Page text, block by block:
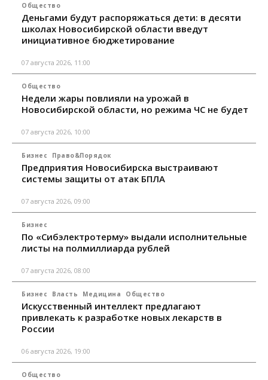
Общество
Деньгами будут распоряжаться дети: в десяти
школах Новосибирской области введут
инициативное бюджетирование
07 августа 2026, 11:00
Общество
Недели жары повлияли на урожай в
Новосибирской области, но режима ЧС не будет
07 августа 2026, 10:00
Бизнес Право&Порядок
Предприятия Новосибирска выстраивают
системы защиты от атак БПЛА
07 августа 2026, 09:00
Бизнес
По «Сибэлектротерму» выдали исполнительные
листы на полмиллиарда рублей
07 августа 2026, 08:00
Бизнес Власть Медицина Общество
Искусственный интеллект предлагают
привлекать к разработке новых лекарств в
России
06 августа 2026, 19:00
Общество